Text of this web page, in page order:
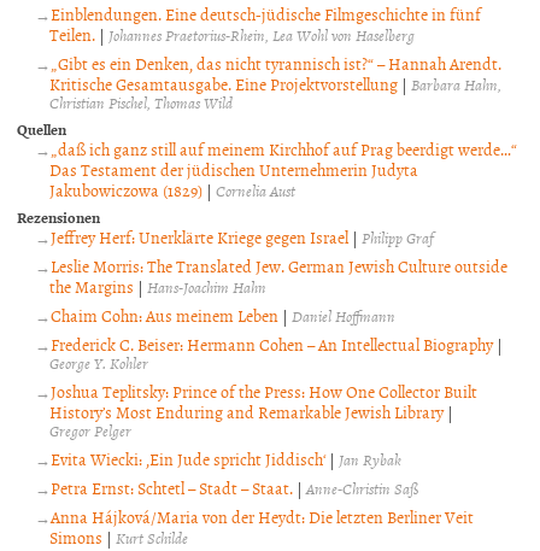
Einblendungen. Eine deutsch-jüdische Filmgeschichte in fünf
Teilen. | Johannes Praetorius-Rhein Lea Wohl von Haselberg
„Gibt es ein Denken, das nicht tyrannisch ist?“ – Hannah Arendt.
Kritische Gesamtausgabe. Eine Projektvorstellung | Barbara Hahn
Christian Pischel Thomas Wild
Quellen
„daß ich ganz still auf meinem Kirchhof auf Prag beerdigt werde…“
Das Testament der jüdischen Unternehmerin Judyta
Jakubowiczowa (1829) | Cornelia Aust
Rezensionen
Jeffrey Herf: Unerklärte Kriege gegen Israel|Philipp Graf
Leslie Morris: The Translated Jew. German Jewish Culture outside
the Margins | Hans-Joachim Hahn
Chaim Cohn: Aus meinem Leben |Daniel Hoffmann
Frederick C. Beiser: Hermann Cohen – An Intellectual Biography|
George Y. Kohler
Joshua Teplitsky: Prince of the Press: How One Collector Built
History’s Most Enduring and Remarkable Jewish Library|
Gregor Pelger
Evita Wiecki: ‚Ein Jude spricht Jiddisch‘| Jan Rybak
Petra Ernst: Schtetl – Stadt – Staat. |Anne-Christin Saß
Anna Hájková/Maria von der Heydt: Die letzten Berliner Veit
Simons | Kurt Schilde